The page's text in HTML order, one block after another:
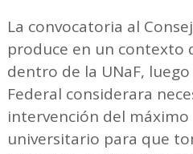
La convocatoria al
produce en un contexto
dentro de la UNaF,
Federal considerara
intervención del
universitario para que